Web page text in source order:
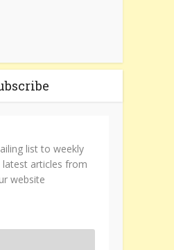
list to weekly
latest articles from
website